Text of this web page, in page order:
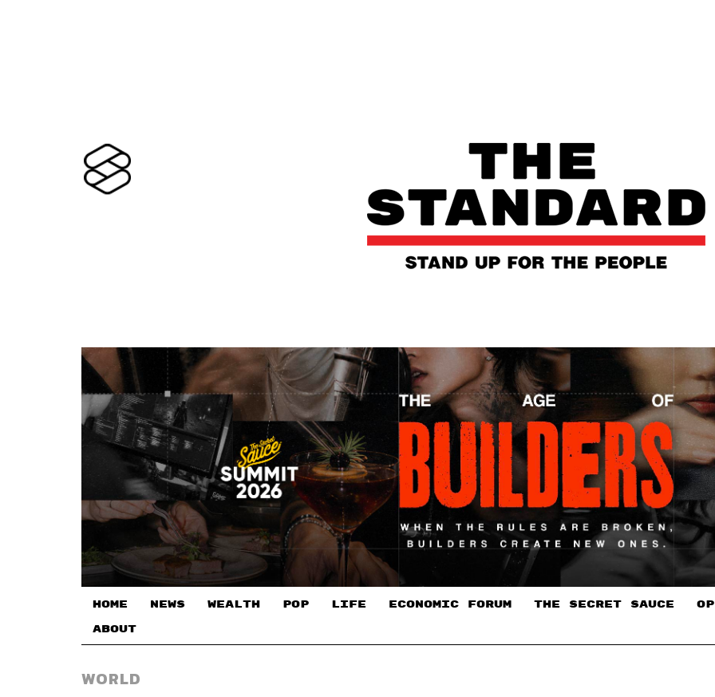
HOME NEWS WEALTH POP LIFE ECONOMIC FORUM THE SECRET SAUCE​
ABOUT
WORLD